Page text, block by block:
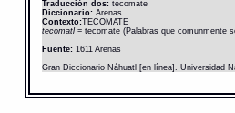
Traducción dos:tecomate
Diccionario: Arenas
Contexto:TECOMATE
tecomatl = tecomate (Palabras que comunmente
Fuente:1611 Arenas
Gran Diccionario Náhuatl [en línea]. Universidad